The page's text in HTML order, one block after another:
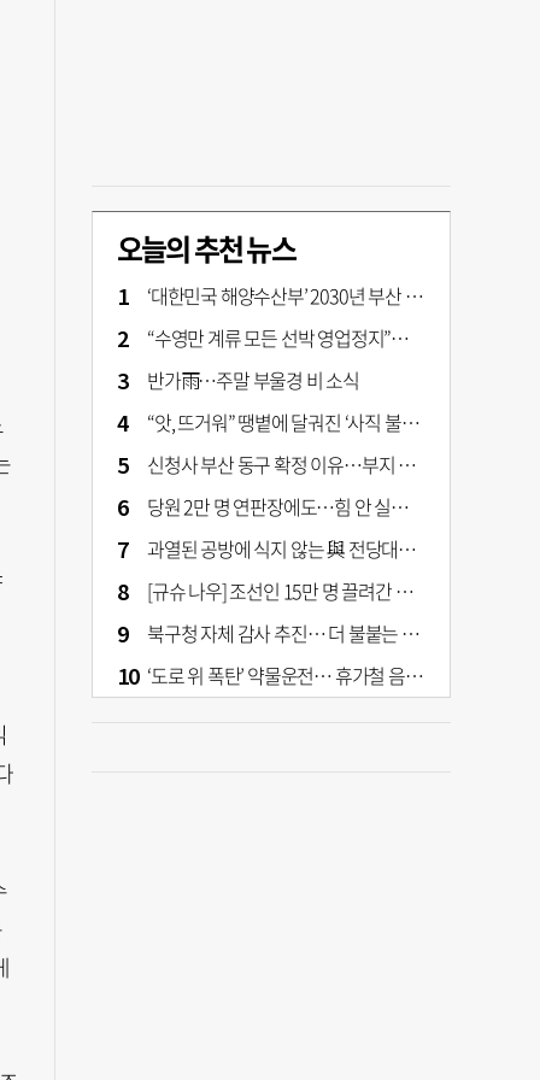
오늘의 추천 뉴스
‘대한민국 해양수산부’ 2030년 부산 북항시대 연다
“수영만 계류 모든 선박 영업정지”… 재개발 속도전
반가雨…주말 부울경 비 소식
“앗, 뜨거워” 땡볕에 달궈진 ‘사직 불가마’ 관중석 무려 70도
신청사 부산 동구 확정 이유…부지 용이성·접근성·집적 가능성이 운명 갈랐다 [해수부 북항 시대]
당원 2만 명 연판장에도…힘 안 실리는 ‘장동혁 사퇴’ 공세
과열된 공방에 식지 않는 與 전당대회… 호남·수도권 집중하는 후보들
[규슈 나우] 조선인 15만 명 끌려간 치쿠호 탄광… 대를 이은 진실 캐기
북구청 자체 감사 추진… 더 불붙는 북구 신청사 갈등
‘도로 위 폭탄’ 약물운전… 휴가철 음주와 병행 단속 [교통안전, 시민이 만든다]